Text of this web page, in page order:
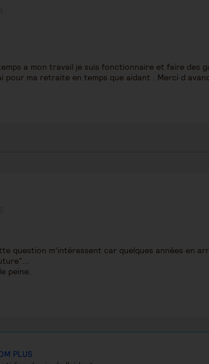
a mon travail je suis fonctionnaire et faire des
pour ma retraite en temps que aidant . Merci d
question m’intéressent car quelques années en
peine.
PLUS